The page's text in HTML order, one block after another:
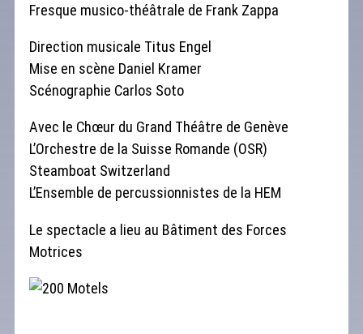
Fresque musico-théâtrale de Frank Zappa
Direction musicale Titus Engel
Mise en scène Daniel Kramer
Scénographie Carlos Soto
Avec le Chœur du Grand Théâtre de Genève
L’Orchestre de la Suisse Romande (OSR)
Steamboat Switzerland
L’Ensemble de percussionnistes de la HEM
Le spectacle a lieu au Bâtiment des Forces
Motrices